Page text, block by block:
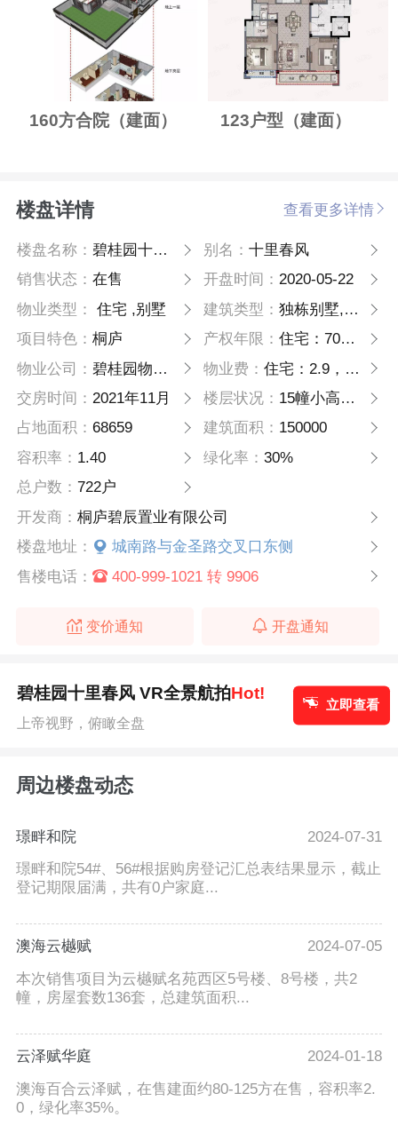
160方合院（建面） 123户型（建面）
楼盘详情 查看更多详情
楼盘名称： 碧桂园十里春风 别名： 十里春风
销售状态：在售 开盘时间： 2020-05-22
物业类型：
住宅 ,别墅 建筑类型： 独栋别墅,小高层
项目特色：桐庐 产权年限： 住宅：70 别墅：70年
物业公司： 碧桂园物业管理有限公司 物业费： 住宅：2.9，别墅：3.5
交房时间：2021年11月 楼层状况： 15幢小高层，新中式合院180套
占地面积：68659 建筑面积： 150000
容积率： 1.40 绿化率： 30%
总户数：722户
开发商：桐庐碧辰置业有限公司
楼盘地址：
城南路与金圣路交叉口东侧
售楼电话：
400-999-1021 转 9906
变价通知 开盘通知
碧桂园十里春风 VR全景航拍Hot!
上帝视野，俯瞰全盘
立即查看
周边楼盘动态
璟畔和院
2024-07-31
璟畔和院54#、56#根据购房登记汇总表结果显示，截止
登记期限届满，共有0户家庭...
澳海云樾赋
2024-07-05
本次销售项目为云樾赋名苑西区5号楼、8号楼，共2
幢，房屋套数136套，总建筑面积...
云泽赋华庭
2024-01-18
澳海百合云泽赋，在售建面约80-125方在售，容积率2.
0，绿化率35%。